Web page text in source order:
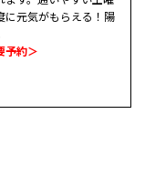
に元気がもらえる！陽
予約＞